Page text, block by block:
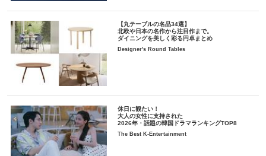
【丸テーブルの名品34選】
北欧や日本の名作から注目作まで。
ダイニングを美しく彩る円卓まとめ
Designer's Round Tables
休日に観たい！
大人の女性に支持された
2026年・話題の韓国ドラマランキングTOP8
The Best K-Entertainment